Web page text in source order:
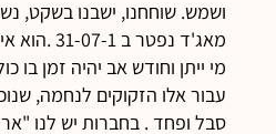
ושמש. שוחחנו, ישבנו בשקט,
מאג'ד נפטר ב 31-07-1 .הוא אינו סובל יותר.
מי ייתן וחודש אב יהיה זמן בו
עבור אלו הזקוקים לנחמה,
סבל ופחד . בחברות יש לנו